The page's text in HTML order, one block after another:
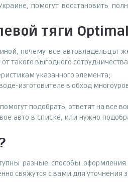
помогут восстановить
тяги
почему все автовладельцы
такого выгодного
указанного элемента;
изготовителе в обход
подобрать, ответят на все
авто в списке, или нужно
разные способы
свяжутся с вами для уточнения